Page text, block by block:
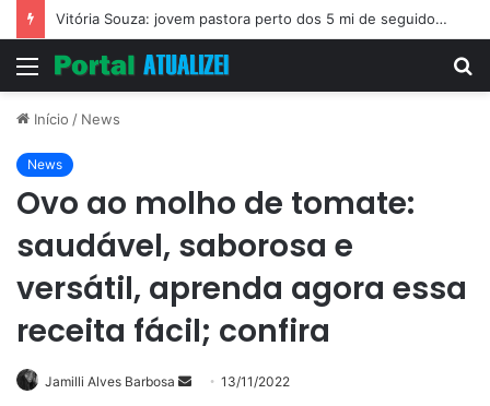
Vitória Souza: jovem pastora perto dos 5 mi de seguidores na web
Menu
Início / News
News
Ovo ao molho de tomate:
saudável, saborosa e
versátil, aprenda agora essa
receita fácil; confira
Jamilli Alves Barbosa
Mande13/11/2022